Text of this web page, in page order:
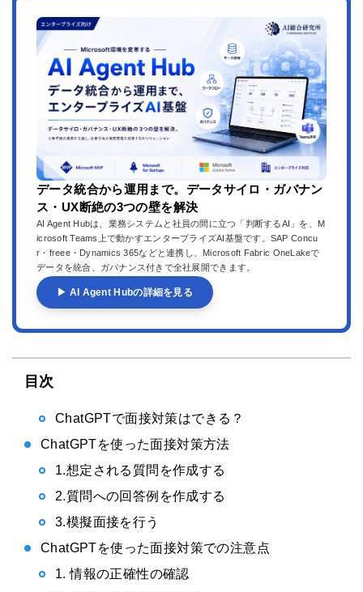
データ統合から運用まで。データサイロ・ガバナン
ス・UX断絶の3つの壁を解決
AI Agent Hubは、業務システムと社員の間に立つ「判断するAI」を、M
icrosoft Teams上で動かすエンタープライズAI基盤です。SAP Concu
r・freee・Dynamics 365などと連携し、Microsoft Fabric OneLakeで
データを統合、ガバナンス付きで全社展開できます。
▶ AI Agent Hubの詳細を見る
目次
ChatGPTで面接対策はできる？
ChatGPTを使った面接対策方法
1.想定される質問を作成する
2.質問への回答例を作成する
3.模擬面接を行う
ChatGPTを使った面接対策での注意点
1. 情報の正確性の確認